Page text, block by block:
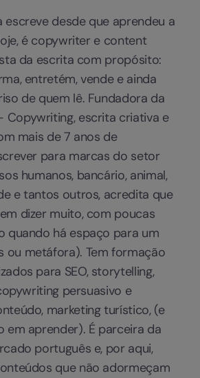
escreve desde que aprendeu a
é copywriter e content
da escrita com propósito:
entretém, vende e ainda
de quem lê. Fundadora da
Copywriting, escrita criativa e
mais de 7 anos de
para marcas do setor
humanos, bancário, animal,
e tantos outros, acredita que
dizer muito, com poucas
quando há espaço para um
ou metáfora). Tem formação
para SEO, storytelling,
persuasivo e
marketing turístico, (e
em aprender). É parceira da
português e, por aqui,
que não adormeçam